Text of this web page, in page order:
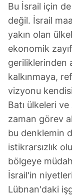
Bu İsrail için
değil. İsrail
yakın olan
ekonomik
geriliklerinden
kalkınmaya,
vizyonu
Batı ülkeleri
zaman görev
bu denklemin
istikrarsızlık
bölgeye
İsrail'in
Lübnan'daki